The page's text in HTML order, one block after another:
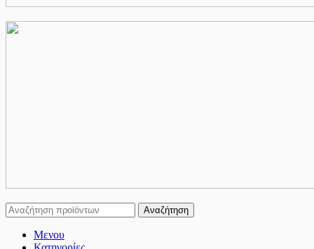
Αναζήτηση
Μενου